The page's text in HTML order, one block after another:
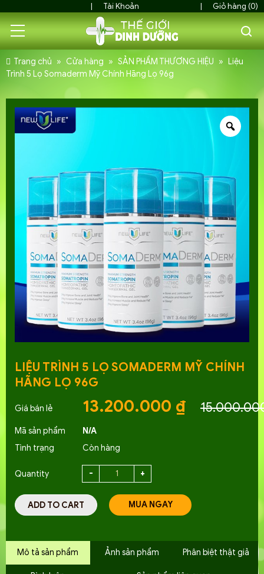
Tài Khoản Giỏ hàng (0)
Trang chủ » Cửa hàng » SẢN PHẨM THƯƠNG HIỆU »
Liệu
Trình 5 Lọ Somaderm Mỹ Chính Hãng Lọ 96g
LIỆU TRÌNH 5 LỌ SOMADERM MỸ CHÍNH
HÃNG LỌ 96G
13.200.000 ₫
Mã sản phẩm
N/A
Tình trạng
Còn hàng
Quantity
ADD TO CART MUA NGAY
Mô tả sản phẩm Ảnh sản phẩm Phân biệt thật giả